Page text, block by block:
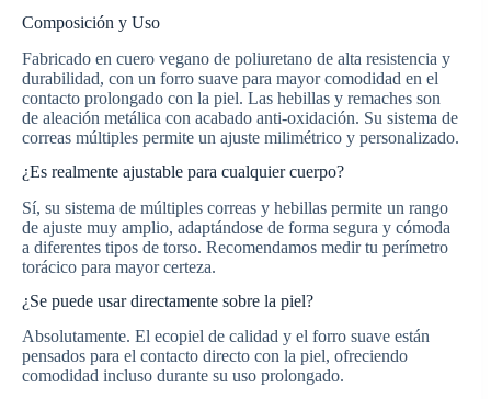
Composición y Uso
Fabricado en cuero vegano de poliuretano de alta resistencia y
durabilidad, con un forro suave para mayor comodidad en el
contacto prolongado con la piel. Las hebillas y remaches son
de aleación metálica con acabado anti-oxidación. Su sistema de
correas múltiples permite un ajuste milimétrico y personalizado.
¿Es realmente ajustable para cualquier cuerpo?
Sí, su sistema de múltiples correas y hebillas permite un rango
de ajuste muy amplio, adaptándose de forma segura y cómoda
a diferentes tipos de torso. Recomendamos medir tu perímetro
torácico para mayor certeza.
¿Se puede usar directamente sobre la piel?
Absolutamente. El ecopiel de calidad y el forro suave están
pensados para el contacto directo con la piel, ofreciendo
comodidad incluso durante su uso prolongado.